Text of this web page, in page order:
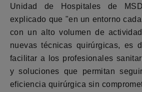
Unidad de Hospitales de
explicado que "en un entorno
con un alto volumen de
nuevas técnicas quirúrgicas, es
facilitar a los profesionales
y soluciones que permitan
eficiencia quirúrgica sin